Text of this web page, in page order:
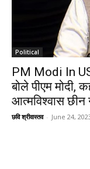
Political
PM Modi In
बोले पीएम मोदी,
आत्मविश्वास
छवि श्रीवास्तव - June 24,